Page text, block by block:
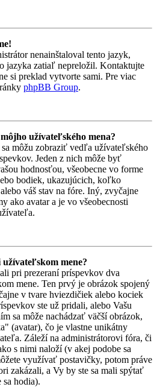
nenainštaloval tento jazyk,
jazyka zatiaľ nepreložil. Kontaktujte
si preklad vytvorte sami. Pre viac
phpBB Group.
užívateľského mena?
sa môžu zobraziť vedľa užívateľského
Jeden z nich môže byť
hodnosťou, všeobecne vo forme
bodiek, ukazujúcich, koľko
váš stav na fóre. Iný, zvyčajne
ako avatar a je vo všeobecnosti
mene?
pri prezeraní príspevkov dva
mene. Ten prvý je obrázok spojený
v tvare hviezdičiek alebo kociek
ste už pridali, alebo Vašu
sa môže nachádzať väčší obrázok,
(avatar), čo je vlastne unikátny
Záleží na administrátorovi fóra, či
s nimi naloží (v akej podobe sa
využívať postavičky, potom práve
zakázali, a Vy by ste sa mali spýtať
hodia).